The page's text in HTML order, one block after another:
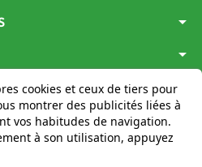
arrow_drop_down
arrow_drop_down
cookies et ceux de tiers pour
montrer des publicités liées à
vos habitudes de navigation.
à son utilisation, appuyez